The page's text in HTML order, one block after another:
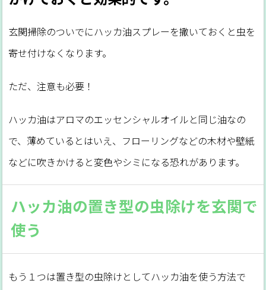
玄関掃除のついでにハッカ油スプレーを撒いておくと虫を
寄せ付けなくなります。
ただ、注意も必要！
ハッカ油はアロマのエッセンシャルオイルと同じ油なの
で、薄めているとはいえ、フローリングなどの木材や壁紙
などに吹きかけると変色やシミになる恐れがあります。
ハッカ油の置き型の虫除けを玄関で
使う
もう１つは置き型の虫除けとしてハッカ油を使う方法で